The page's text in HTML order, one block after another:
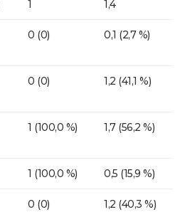
1 1,4
0 (0) 0,1 (2,7 %)
0 (0) 1,2 (41,1 %)
1 (100,0 %) 1,7 (56,2 %)
1 (100,0 %) 0,5 (15,9 %)
0 (0) 1,2 (40,3 %)